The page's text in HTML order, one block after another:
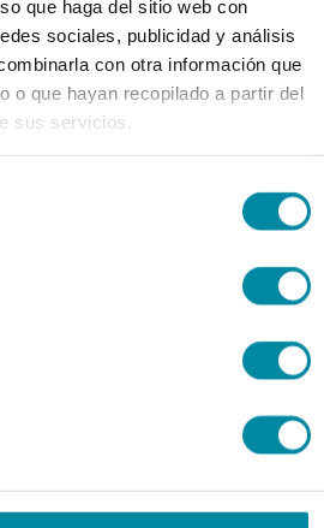
que haga del sitio web con
sociales, publicidad y análisis
con otra información que
o que hayan recopilado a partir del
sus servicios.